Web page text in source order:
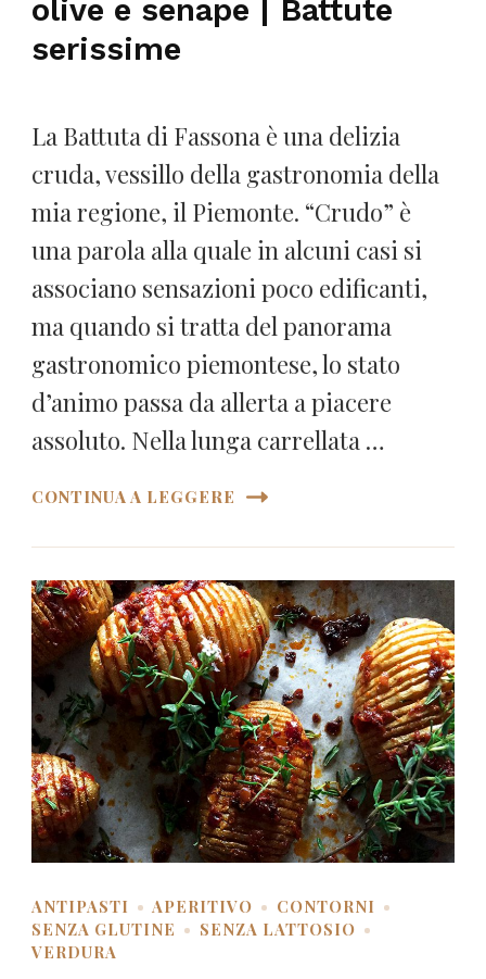
olive e senape | Battute
serissime
La Battuta di Fassona è una delizia
cruda, vessillo della gastronomia della
mia regione, il Piemonte. “Crudo” è
una parola alla quale in alcuni casi si
associano sensazioni poco edificanti,
ma quando si tratta del panorama
gastronomico piemontese, lo stato
d’animo passa da allerta a piacere
assoluto. Nella lunga carrellata …
CONTINUA A LEGGERE
ANTIPASTI APERITIVO
CONTORNI
SENZA GLUTINE
SENZA LATTOSIO
VERDURA